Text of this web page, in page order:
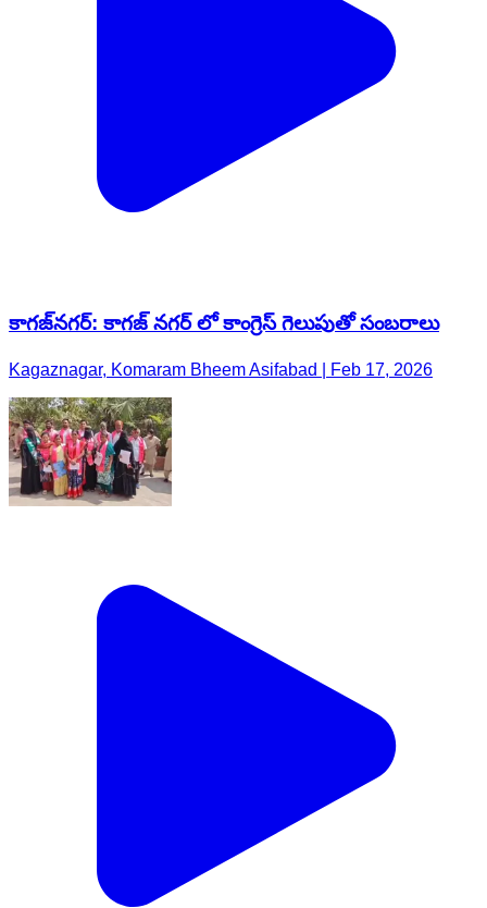
కాగజ్​నగర్: కాగజ్ నగర్ లో కాంగ్రెస్ గెలుపుతో సంబరాలు
Kagaznagar, Komaram Bheem Asifabad | Feb 17, 2026